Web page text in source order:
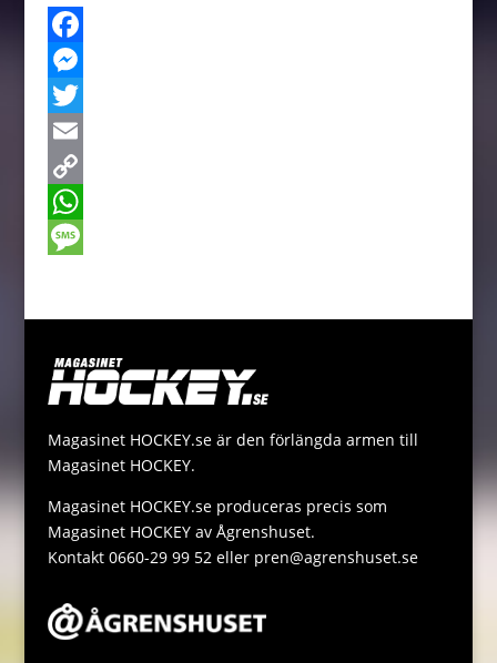
F
a
c
e
b
o
M
e
s
s
e
r
T
w
t
E
m
a
C
o
i
k
W
s
p
s
g
Magasinet HOCKEY.se är den förlängda armen till
Magasinet HOCKEY.
Magasinet HOCKEY.se produceras precis som
Magasinet HOCKEY av Ågrenshuset.
Kontakt 0660-29 99 52 eller pren@agrenshuset.se